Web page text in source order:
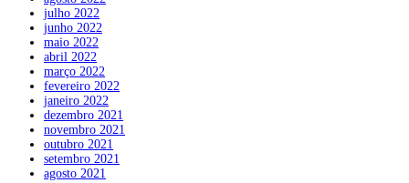
julho 2022
junho 2022
maio 2022
abril 2022
março 2022
fevereiro 2022
janeiro 2022
dezembro 2021
novembro 2021
outubro 2021
setembro 2021
agosto 2021